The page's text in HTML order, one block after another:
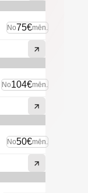
No75€mēn.
No104€mēn.
No50€mēn.